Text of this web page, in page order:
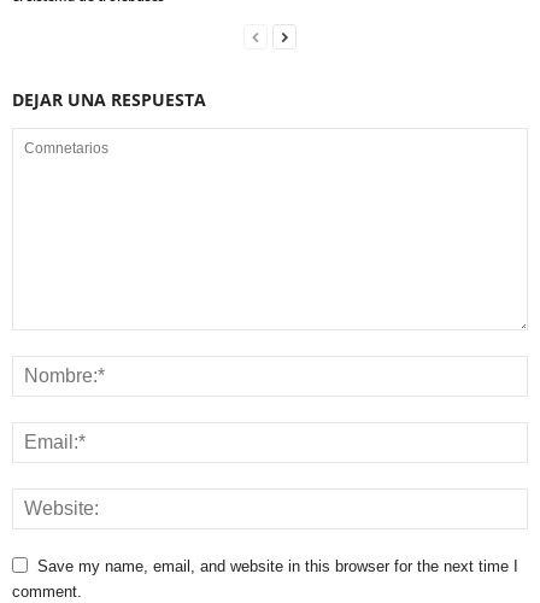
DEJAR UNA RESPUESTA
Save my name, email, and website in this browser for the next time I
comment.